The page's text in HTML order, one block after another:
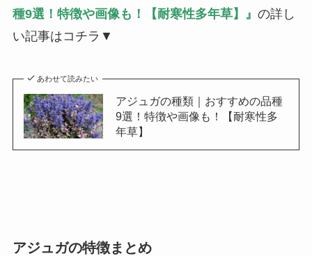
種9選！特徴や画像も！【耐寒性多年草】』 の詳し
い記事はコチラ▼
あわせて読みたい
アジュガの種類｜おすすめの品種
9選！特徴や画像も！【耐寒性多
年草】
アジュガの特徴まとめ